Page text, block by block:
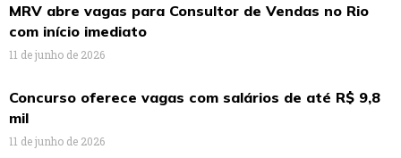
MRV abre vagas para Consultor de Vendas no Rio
com início imediato
11 de junho de 2026
Concurso oferece vagas com salários de até R$ 9,8
mil
11 de junho de 2026